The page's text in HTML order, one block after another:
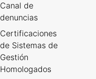
Canal de
denuncias
Certificaciones
de Sistemas de
Gestión
Homologados